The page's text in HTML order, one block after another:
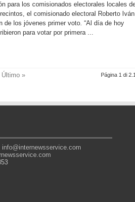
para los comisionados electorales locales
el comisionado electoral Roberto Iván
los jóvenes primer voto. “Al día de hoy
para votar por primera ...
Página 1 di
Último »
info@internewsservice.com